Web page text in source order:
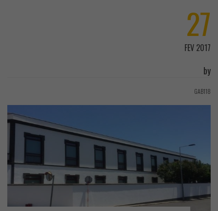
27
FEV 2017
by
GAB118